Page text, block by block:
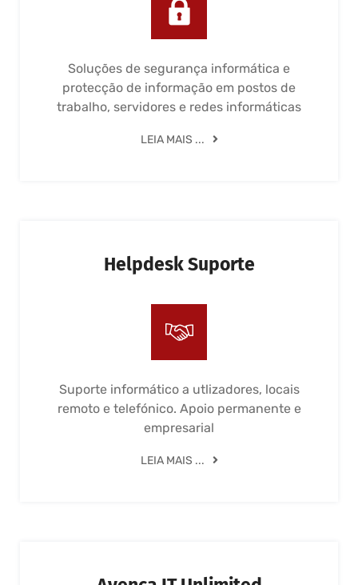
Soluções de segurança informática e
protecção de informação em postos de
trabalho, servidores e redes informáticas
LEIA MAIS ...
Helpdesk Suporte
Suporte informático a utlizadores, locais
remoto e telefónico. Apoio permanente e
empresarial
LEIA MAIS ...